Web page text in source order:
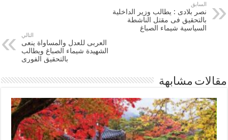
السابق
نصر بلادى : يطالب وزير الداخلية
بالتحقيق فى مقتل الناشطة
السياسية شيماء الصباغ
التالي
العربى للعدل والمساواة ينعى
الشهيدة شيماء الصباغ ويطالب
بالتحقيق الفورى
مقالات مشابهة